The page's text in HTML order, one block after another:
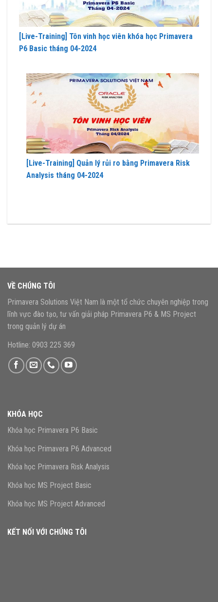
[Live-Training] Tôn vinh học viên khóa học Primavera
P6 Basic tháng 04-2024
[Live-Training] Quản lý rủi ro bằng Primavera Risk
Analysis tháng 04-2024
VỀ CHÚNG TÔI
Primavera Solutions Việt Nam là một tổ chức chuyên nghiệp trong
lĩnh vực đào tạo, tư vấn giải pháp Primavera P6 & MS Project
trong quản lý dự án
Hotline: 0903 225 369
KHÓA HỌC
Khóa học Primavera P6 Basic
Khóa học Primavera P6 Advanced
Khóa học Primavera Risk Analysis
Khóa học MS Project Basic
Khóa học MS Project Advanced
KẾT NỐI VỚI CHÚNG TÔI